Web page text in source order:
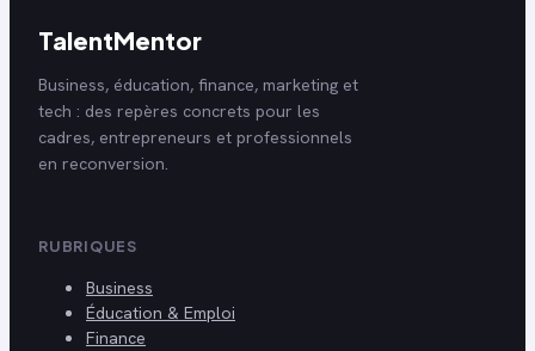
TalentMentor
Business, éducation, finance, marketing et
tech : des repères concrets pour les
cadres, entrepreneurs et professionnels
en reconversion.
RUBRIQUES
Business
Éducation & Emploi
Finance